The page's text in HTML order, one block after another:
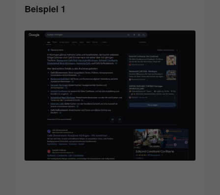
Beispiel 1